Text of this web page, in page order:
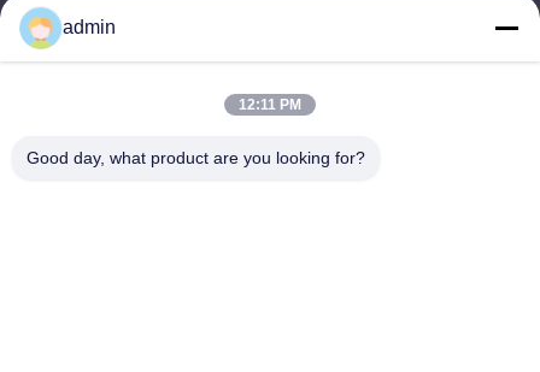
prodotti
Contattaci
torre di antenna triangolare
admin
12:11 PM
Good day, what product are you looking for?